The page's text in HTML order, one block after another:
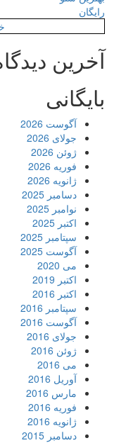
رایگان
آخرین
بایگانی
آگوست 2026
جولای 2026
ژوئن 2026
فوریه 2026
ژانویه 2026
دسامبر 2025
نوامبر 2025
اکتبر 2025
سپتامبر 2025
آگوست 2025
می 2020
اکتبر 2019
اکتبر 2016
سپتامبر 2016
آگوست 2016
جولای 2016
ژوئن 2016
می 2016
آوریل 2016
مارس 2016
فوریه 2016
ژانویه 2016
دسامبر 2015